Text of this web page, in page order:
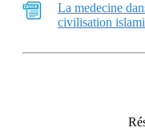
La medecine
civilisation